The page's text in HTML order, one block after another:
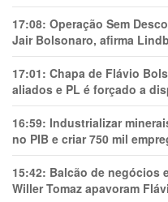
17:08: Operação Sem
Jair Bolsonaro, afirma
17:01: Chapa de Flávio
aliados e PL é forçado a
16:59: Industrializar
no PIB e criar 750 mil
15:42: Balcão de negócios
Willer Tomaz apavoram